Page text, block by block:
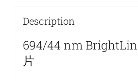
Description
694/44 nm
片